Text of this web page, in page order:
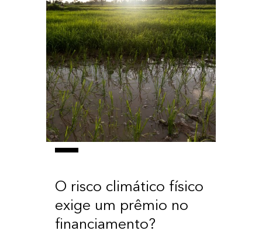
O risco climático físico
exige um prêmio no
financiamento?